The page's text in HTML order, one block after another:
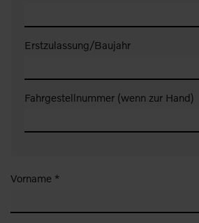
Erstzulassung/Baujahr
Fahrgestellnummer (wenn zur Hand)
Vorname *